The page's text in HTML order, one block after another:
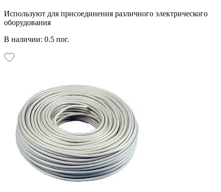
Используют для присоединения различного электрического
оборудования
В наличии: 0.5 пог.